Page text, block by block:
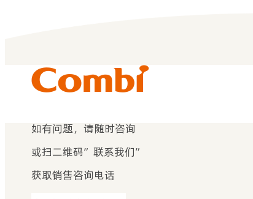
如有问题，请随时咨询
或扫二维码”联系我们”
获取销售咨询电话